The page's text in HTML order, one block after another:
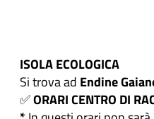
ISOLA ECOLOGICA
Si trova ad Endine
✅ORARI CENTRO DI